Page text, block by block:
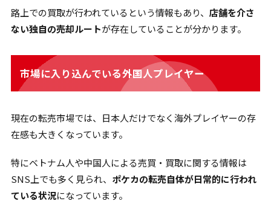
路上での買取が行われているという情報もあり、 店舗を介さ
ない独自の売却ルートが存在していることが分かります。
市場に入り込んでいる外国人プレイヤー
現在の転売市場では、日本人だけでなく海外プレイヤーの存
在感も大きくなっています。
特にベトナム人や中国人による売買・買取に関する情報は
SNS上でも多く見られ、 ポケカの転売自体が日常的に行われ
ている状況になっています。